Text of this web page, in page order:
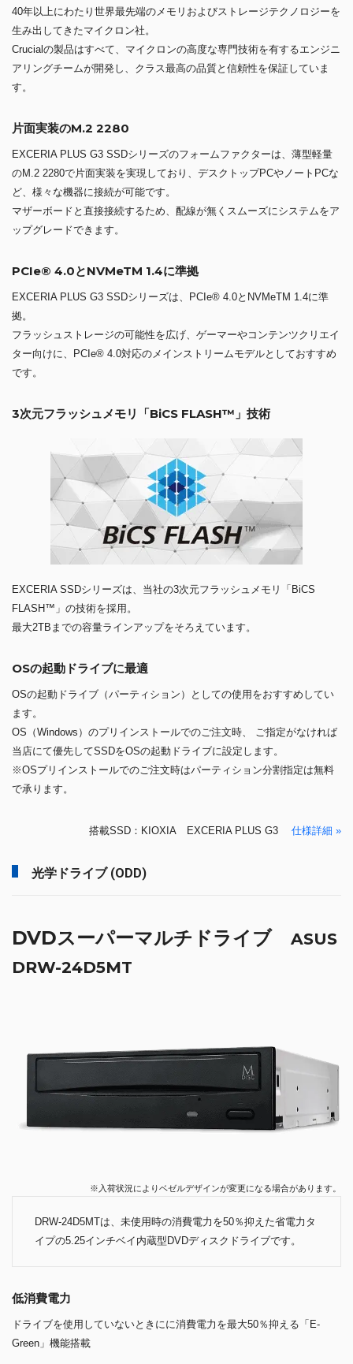
40年以上にわたり世界最先端のメモリおよびストレージテクノロジーを
生み出してきたマイクロン社。
Crucialの製品はすべて、マイクロンの高度な専門技術を有するエンジニ
アリングチームが開発し、クラス最高の品質と信頼性を保証していま
す。
片面実装のM.2 2280
EXCERIA PLUS G3 SSDシリーズのフォームファクターは、薄型軽量
のM.2 2280で片面実装を実現しており、デスクトップPCやノートPCな
ど、様々な機器に接続が可能です。
マザーボードと直接接続するため、配線が無くスムーズにシステムをア
ップグレードできます。
PCIe® 4.0とNVMeTM 1.4に準拠
EXCERIA PLUS G3 SSDシリーズは、PCIe® 4.0とNVMeTM 1.4に準
拠。
フラッシュストレージの可能性を広げ、ゲーマーやコンテンツクリエイ
ター向けに、PCIe® 4.0対応のメインストリームモデルとしておすすめ
です。
3次元フラッシュメモリ「BiCS FLASH™」技術
EXCERIA SSDシリーズは、当社の3次元フラッシュメモリ「BiCS
FLASH™」の技術を採用。
最大2TBまでの容量ラインアップをそろえています。
OSの起動ドライブに最適
OSの起動ドライブ（パーティション）としての使用をおすすめしてい
ます。
OS（Windows）のプリインストールでのご注文時、 ご指定がなければ
当店にて優先してSSDをOSの起動ドライブに設定します。
※OSプリインストールでのご注文時はパーティション分割指定は無料
で承ります。
搭載SSD：KIOXIA EXCERIA PLUS G3 仕様詳細 »
光学ドライブ (ODD)
DVDスーパーマルチドライブ ASUS
DRW-24D5MT
※入荷状況によりベゼルデザインが変更になる場合があります。
DRW-24D5MTは、未使用時の消費電力を50％抑えた省電力タ
イプの5.25インチベイ内蔵型DVDディスクドライブです。
低消費電力
ドライブを使用していないときにに消費電力を最大50％抑える「E-
Green」機能搭載